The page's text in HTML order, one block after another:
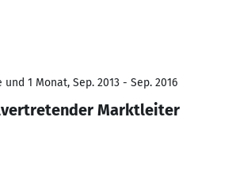
und 1 Monat, Sep. 2013 - Sep. 2016
Marktleiter